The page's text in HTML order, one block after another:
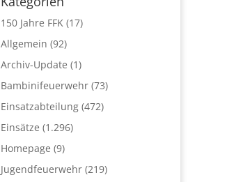
150 Jahre FFK (17)
Allgemein (92)
Archiv-Update (1)
Bambinifeuerwehr (73)
Einsatzabteilung (472)
Einsätze (1.296)
Homepage (9)
Jugendfeuerwehr (219)